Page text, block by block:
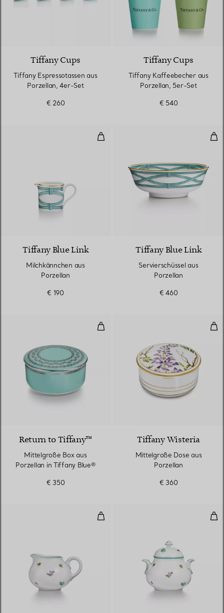
5 Farben
Tiffany Cups
Tiffany Espressotassen aus
Porzellan, 4er-Set
€ 260
Tiffany Cups
Tiffany Kaffeebecher aus
Porzellan, 5er-Set
€ 540
Milchkännchen aus Porzellan
Tiffany Blue Link
Milchkännchen aus
Porzellan
€ 190
Tiffany Blue Link
Servierschüssel aus
Porzellan
€ 460
Mittelgroße Box aus Porzellan
Return to Tiffany™
Mittelgroße Box aus
Porzellan in Tiffany Blue®
€ 350
Tiffany Wisteria
Mittelgroße Dose aus
Porzellan
€ 360
Milchkännchen aus Porzellan